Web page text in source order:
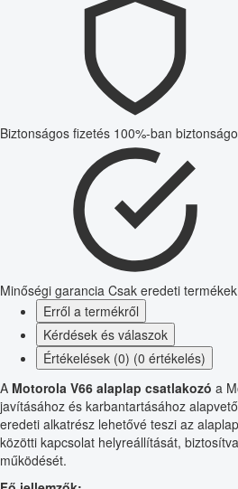
Biztonságos fizetés 100%-ban
Minőségi garancia Csak eredeti termékek
Erről a termékről
Kérdések és válaszok
Értékelések (0) (0 értékelés)
A Motorola V66 alaplap csatlakozó a
javításához és karbantartásához
eredeti alkatrész lehetővé teszi az
közötti kapcsolat helyreállítását,
működését.